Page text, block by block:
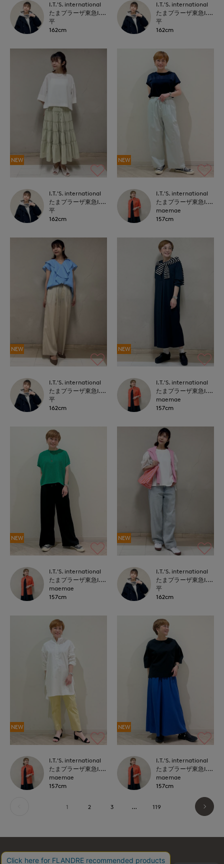
I.T.'S. international
たまプラーザ東急I.T.'S.international
平
162cm
I.T.'S. international
たまプラーザ東急I.T.'S.international
平
162cm
NEW
I.T.'S. international
たまプラーザ東急I.T.'S.international
平
162cm
NEW
I.T.'S. international
たまプラーザ東急I.T.'S.international
maemae
157cm
NEW
I.T.'S. international
たまプラーザ東急I.T.'S.international
平
162cm
NEW
I.T.'S. international
たまプラーザ東急I.T.'S.international
maemae
157cm
NEW
I.T.'S. international
たまプラーザ東急I.T.'S.international
maemae
157cm
NEW
I.T.'S. international
たまプラーザ東急I.T.'S.international
平
162cm
NEW
I.T.'S. international
たまプラーザ東急I.T.'S.international
maemae
157cm
NEW
I.T.'S. international
たまプラーザ東急I.T.'S.international
maemae
157cm
1 2 3 … 119